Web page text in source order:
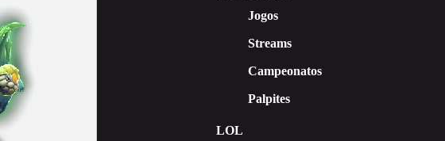
Jogos
Streams
Campeonatos
Palpites
LOL